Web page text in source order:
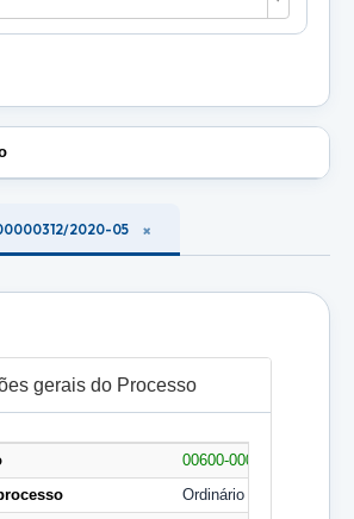
2020-05
gerais do Processo
00600-00000312/2020-05
Ordinário